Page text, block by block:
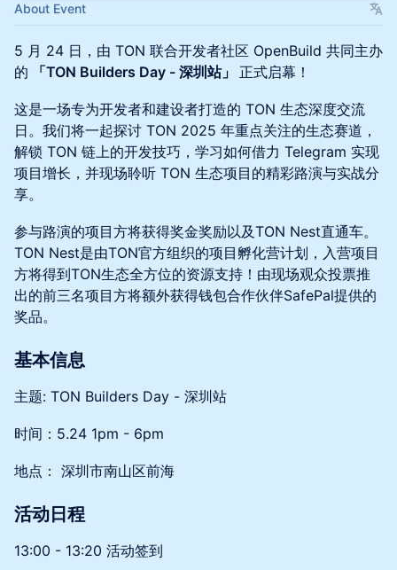
About Event
5 月 24 日，由 TON 联合开发者社区 OpenBuild 共同主办
的 「TON Builders Day - 深圳站」 正式启幕！
这是一场专为开发者和建设者打造的 TON 生态深度交流
日。我们将一起探讨 TON 2025 年重点关注的生态赛道，
解锁 TON 链上的开发技巧，学习如何借力 Telegram 实现
项目增长，并现场聆听 TON 生态项目的精彩路演与实战分
享。
参与路演的项目方将获得奖金奖励以及TON Nest直通车。
TON Nest是由TON官方组织的项目孵化营计划，入营项目
方将得到TON生态全方位的资源支持！由现场观众投票推
出的前三名项目方将额外获得钱包合作伙伴SafePal提供的
奖品。
基本信息
主题: TON Builders Day - 深圳站
时间：5.24 1pm - 6pm
地点： 深圳市南山区前海
活动日程
​13:00 - 13:20 活动签到